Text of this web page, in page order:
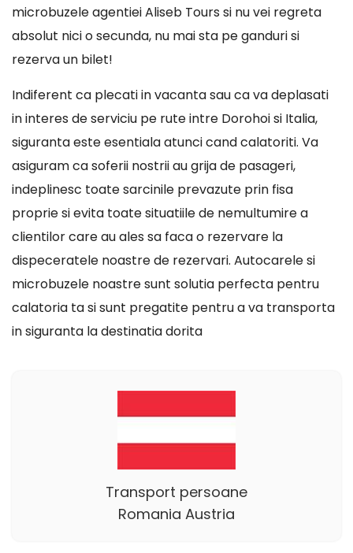
microbuzele agentiei Aliseb Tours si nu vei regreta
absolut nici o secunda, nu mai sta pe ganduri si
rezerva un bilet!
Indiferent ca plecati in vacanta sau ca va deplasati
in interes de serviciu pe rute intre Dorohoi si Italia,
siguranta este esentiala atunci cand calatoriti. Va
asiguram ca soferii nostrii au grija de pasageri,
indeplinesc toate sarcinile prevazute prin fisa
proprie si evita toate situatiile de nemultumire a
clientilor care au ales sa faca o rezervare la
dispeceratele noastre de rezervari. Autocarele si
microbuzele noastre sunt solutia perfecta pentru
calatoria ta si sunt pregatite pentru a va transporta
in siguranta la destinatia dorita
Transport persoane
Romania Austria